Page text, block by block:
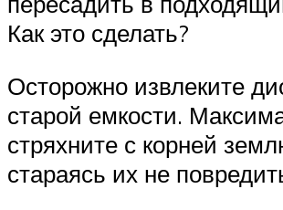
Как это сделать?
Осторожно извлеките
старой емкости.
стряхните с корней
стараясь их не